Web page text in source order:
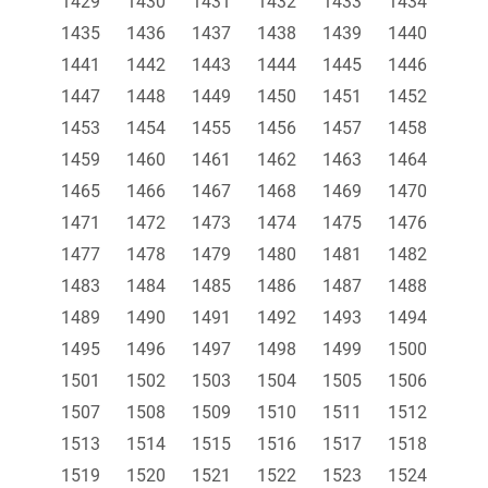
1435
1436 1437 1438 1439
1440
1441
1442 1443 1444 1445
1446
1447
1448 1449 1450 1451
1452
1453
1454 1455 1456 1457
1458
1459
1460 1461 1462 1463
1464
1465
1466 1467 1468 1469
1470
1471
1472 1473 1474 1475
1476
1477
1478 1479 1480 1481
1482
1483
1484 1485 1486 1487
1488
1489
1490 1491 1492 1493
1494
1495
1496 1497 1498 1499
1500
1501
1502 1503 1504 1505
1506
1507
1508 1509 1510 1511
1512
1513
1514 1515 1516 1517
1518
1519
1520 1521 1522 1523 1524